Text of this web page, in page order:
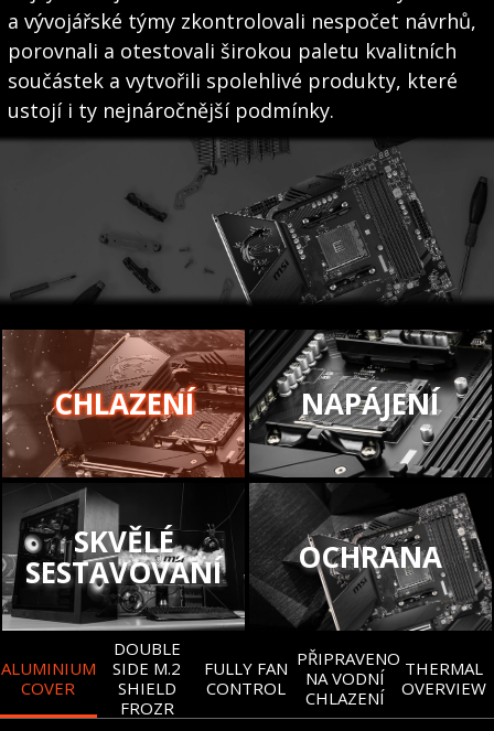
a vývojářské týmy zkontrolovali nespočet návrhů,
porovnali a otestovali širokou paletu kvalitních
součástek a vytvořili spolehlivé produkty, které
ustojí i ty nejnáročnější podmínky.
CHLAZENÍ NAPÁJENÍ
SKVĚLÉ
SESTAVOVÁNÍ OCHRANA
ALUMINIUM
COVER
DOUBLE
SIDE M.2
SHIELD
FROZR
FULLY FAN
CONTROL
PŘIPRAVENO
NA VODNÍ
CHLAZENÍ
THERMAL
OVERVIEW